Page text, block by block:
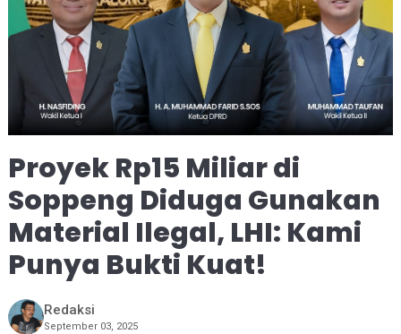
Proyek Rp15 Miliar di
Soppeng Diduga Gunakan
Material Ilegal, LHI: Kami
Punya Bukti Kuat!
Redaksi
September 03, 2025